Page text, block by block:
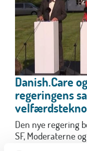
Danish.Care
regeringens
Den nye regering
SF, Moderaterne